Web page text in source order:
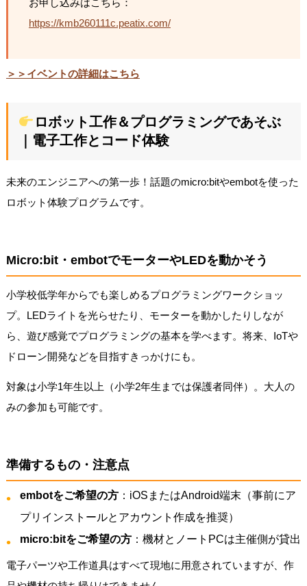
お申し込みはこちら：
https://kmb260111c.peatix.com/
＞＞イベントの詳細はこちら
ロボット工作＆プログラミングであそぶ
｜電子工作とコード体験
未来のエンジニアへの第一歩！話題のmicro:bitやembotを使った
ロボット体験プログラムです。
Micro:bit・embotでモーターやLEDを動かそう
小学校低学年からでも楽しめるプログラミングワークショッ
プ。LEDライトを光らせたり、モーターを動かしたりしなが
ら、遊び感覚でプログラミングの基本を学べます。将来、IoTや
ドローン開発などを目指すきっかけにも。
対象は小学1年生以上（小学2年生までは保護者同伴）。大人の
みの参加も可能です。
準備するもの・注意点
embotをご希望の方：iOSまたはAndroid端末（事前にア
プリインストールとアカウント作成を推奨）
micro:bitをご希望の方：機材とノートPCは主催側が貸出
電子パーツや工作道具はすべて現地に用意されていますが、作